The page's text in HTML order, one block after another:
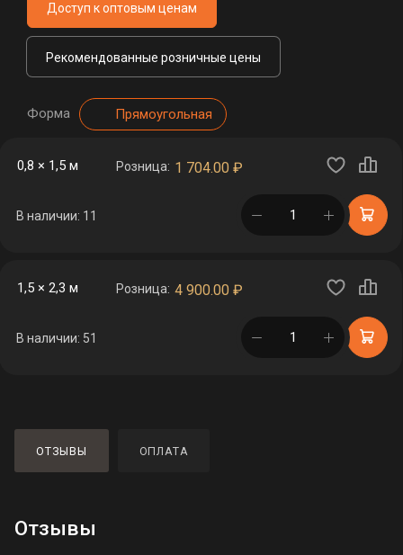
Доступ к оптовым ценам
Рекомендованные розничные цены
Форма Прямоугольная
0,8 × 1,5 м Розница: 1 704.00 ₽
В наличии: 11 в корзине
1,5 × 2,3 м Розница: 4 900.00 ₽
В наличии: 51 в корзине
ОТЗЫВЫ ОПЛАТА
Отзывы